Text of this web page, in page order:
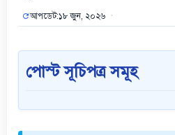
আপডেট:১৮ জুন, ২০২৬
পোস্ট সূচিপত্র সমূহ